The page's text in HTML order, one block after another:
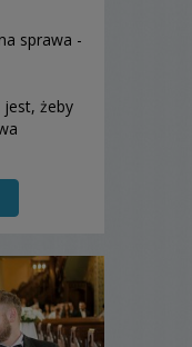
sprawa -
żeby